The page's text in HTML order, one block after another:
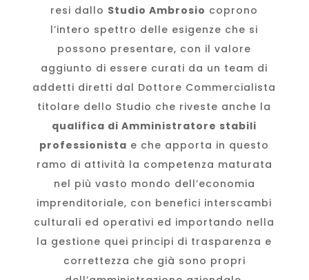
resi dallo Studio Ambrosio coprono
l’intero spettro delle esigenze che si
possono presentare, con il valore
aggiunto di essere curati da un team di
addetti diretti dal Dottore Commercialista
titolare dello Studio che riveste anche la
qualifica di Amministratore stabili
professionista e che apporta in questo
ramo di attività la competenza maturata
nel più vasto mondo dell’economia
imprenditoriale, con benefici interscambi
culturali ed operativi ed importando nella
la gestione quei principi di trasparenza e
correttezza che già sono propri